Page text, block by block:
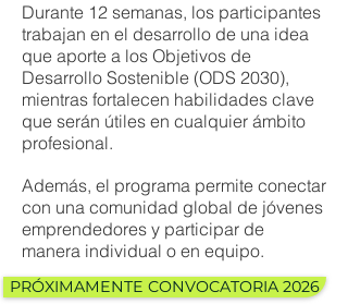
Durante 12 semanas, los participantes
trabajan en el desarrollo de una idea
que aporte a los Objetivos de
Desarrollo Sostenible (ODS 2030),
mientras fortalecen habilidades clave
que serán útiles en cualquier ámbito
profesional.
Además, el programa permite conectar
con una comunidad global de jóvenes
emprendedores y participar de
manera individual o en equipo.
PRÓXIMAMENTE CONVOCATORIA 2026